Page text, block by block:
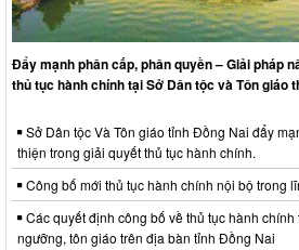
Đẩy mạnh phân cấp, phân quyền – Giải pháp
thủ tục hành chính tại Sở Dân tộc và Tôn giáo
Sở Dân tộc Và Tôn giáo tỉnh Đồng Nai đẩy
thiện trong giải quyết thủ tục hành chính.
Công bố mới thủ tục hành chính nội bộ trong
Các quyết định công bố về thủ tục hành
ngưỡng, tôn giáo trên địa bàn tỉnh Đồng Nai